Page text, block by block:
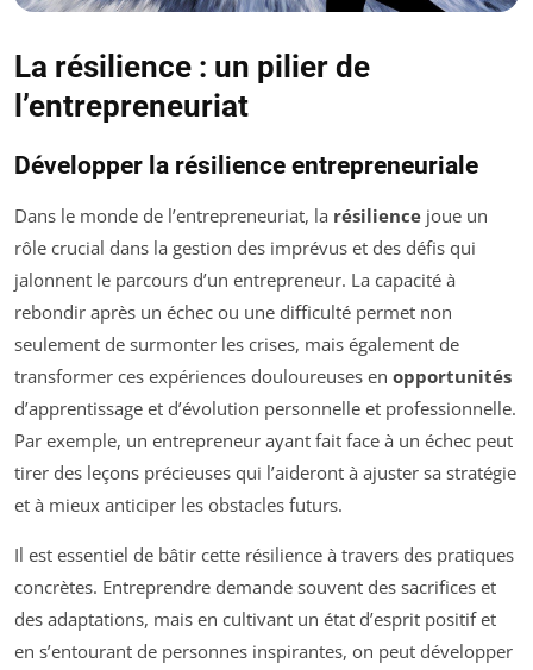
La résilience : un pilier de
l’entrepreneuriat
Développer la résilience entrepreneuriale
Dans le monde de l’entrepreneuriat, la résilience joue un
rôle crucial dans la gestion des imprévus et des défis qui
jalonnent le parcours d’un entrepreneur. La capacité à
rebondir après un échec ou une difficulté permet non
seulement de surmonter les crises, mais également de
transformer ces expériences douloureuses en opportunités
d’apprentissage et d’évolution personnelle et professionnelle.
Par exemple, un entrepreneur ayant fait face à un échec peut
tirer des leçons précieuses qui l’aideront à ajuster sa stratégie
et à mieux anticiper les obstacles futurs.
Il est essentiel de bâtir cette résilience à travers des pratiques
concrètes. Entreprendre demande souvent des sacrifices et
des adaptations, mais en cultivant un état d’esprit positif et
en s’entourant de personnes inspirantes, on peut développer